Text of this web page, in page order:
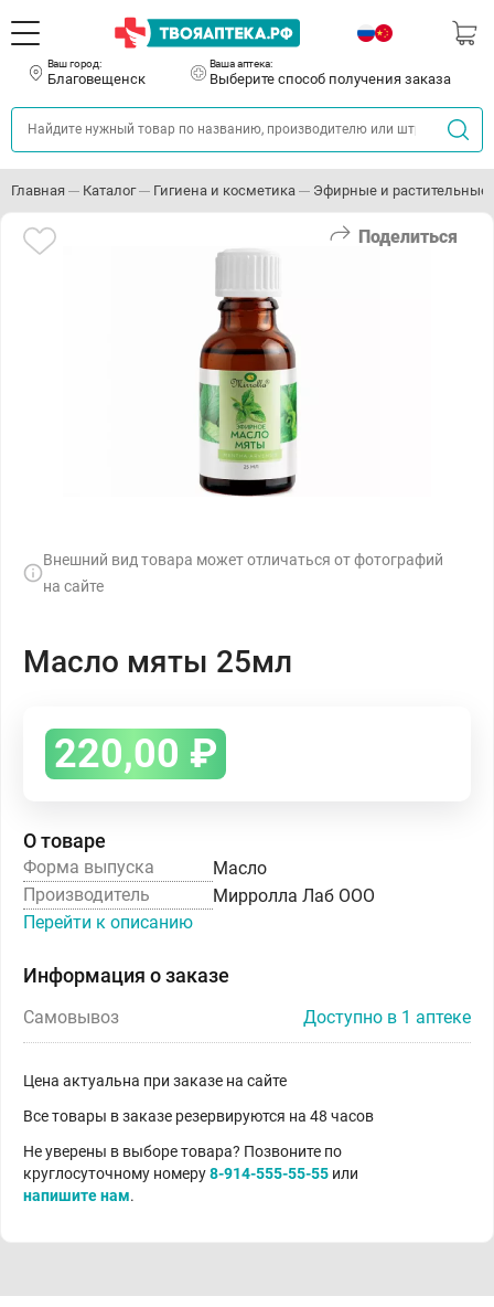
Ваш город:
Благовещенск
Ваша аптека:
Выберите способ получения заказа
Главная Каталог Гигиена и косметика Эфирные и растительные
Поделиться
Внешний вид товара может отличаться от фотографий
на сайте
Масло мяты 25мл
220,00 ₽
О товаре
Форма выпуска
Масло
Производитель
Мирролла Лаб ООО
Перейти к описанию
Информация о заказе
Самовывоз Доступно в 1 аптеке
Цена актуальна при заказе на сайте
Все товары в заказе резервируются на 48 часов
Не уверены в выборе товара? Позвоните по
круглосуточному номеру8-914-555-55-55 или
напишите нам.